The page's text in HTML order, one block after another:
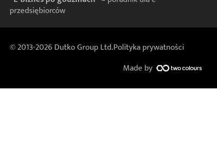
przedsiębiorców
© 2013-2026 Dutko Group Ltd.Polityka prywatności
Made by